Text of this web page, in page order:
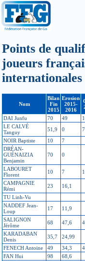
Points de
joueurs
internationales
Nom
Bilan
Fin
2015
Erosion
2015-
2016
DAI Junfu
70 49
LE CALVÉ
Tanguy
51,9 0
NOIR Baptiste
10 7
DRÉAN-
GUÉNAIZIA
Benjamin
70 0
LABOURET
Florent
10 7
CAMPAGNIE
Rémi
23 16,1
TU Linh-Vu
NADDEF Jean-
Loup
17 11,9
SALIGNON
Jérôme
68 47,6
KARADABAN
Denis
35,7 24,99
FENECH Antoine
49 34,3
FAN Hui
98 68,6